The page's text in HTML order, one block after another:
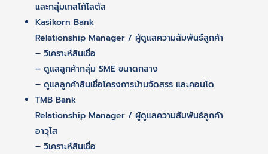
และกลุ่มเทสโก้โลตัส
Kasikorn Bank
Relationship Manager / ผู้ดูแลความสัมพันธ์ลูกค้า
– วิเคราะห์สินเชื่อ
– ดูแลลูกค้ากลุ่ม SME ขนาดกลาง
– ดูแลลูกค้าสินเชื่อโครงการบ้านจัดสรร และคอนโด
TMB Bank
Relationship Manager / ผู้ดูแลความสัมพันธ์ลูกค้า
อาวุโส
– วิเคราะห์สินเชื่อ